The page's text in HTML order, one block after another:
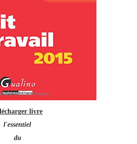
livre
l'essentiel
du